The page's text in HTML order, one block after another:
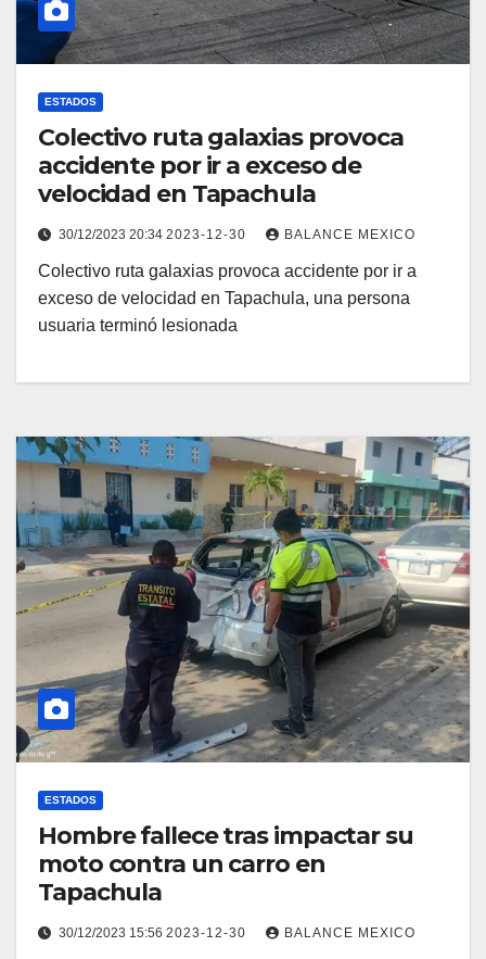
ESTADOS
Colectivo ruta galaxias provoca
accidente por ir a exceso de
velocidad en Tapachula
30/12/2023 20:34 2023-12-30 BALANCE MEXICO
Colectivo ruta galaxias provoca accidente por ir a
exceso de velocidad en Tapachula, una persona
usuaria terminó lesionada
ESTADOS
Hombre fallece tras impactar su
moto contra un carro en
Tapachula
30/12/2023 15:56 2023-12-30 BALANCE MEXICO